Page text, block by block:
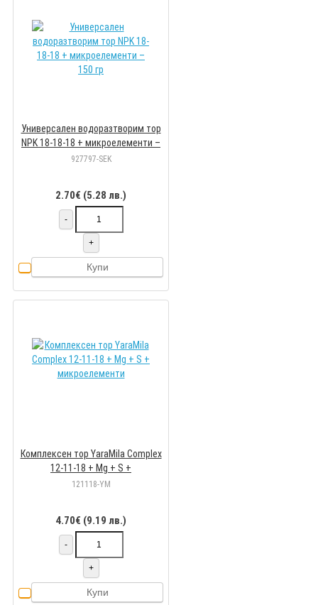
Универсален водоразтворим тор
NPK 18-18-18 + микроелементи –
150 гр
927797-SEK
2.70€ (5.28 лв.)
-
+
Купи
Комплексен тор YaraMila Complex
12-11-18 + Mg + S +
микроелементи
121118-YM
4.70€ (9.19 лв.)
-
+
Купи